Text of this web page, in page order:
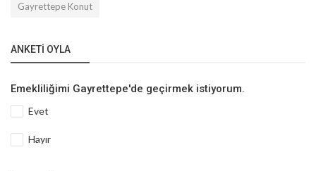
Gayrettepe Konut
ANKETI OYLA
Emekliliğimi Gayrettepe'de geçirmek istiyorum.
Evet
Hayır